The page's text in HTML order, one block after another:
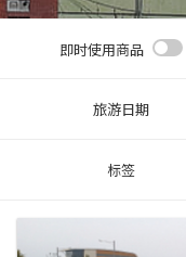
即时使用商品
旅游日期
标签